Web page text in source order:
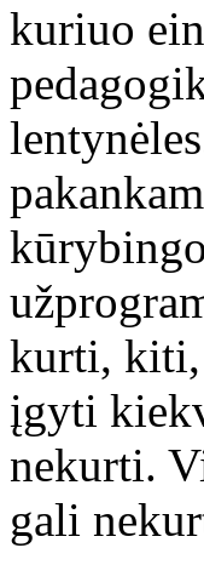
kuriuo
kurti, kiti,
įgyti
nekurti.
gali